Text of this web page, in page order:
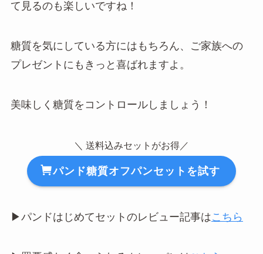
て見るのも楽しいですね！
糖質を気にしている方にはもちろん、ご家族への
プレゼントにもきっと喜ばれますよ。
美味しく糖質をコントロールしましょう！
＼ 送料込みセットがお得／
パンド糖質オフパンセットを試す
▶︎パンドはじめてセットのレビュー記事はこちら